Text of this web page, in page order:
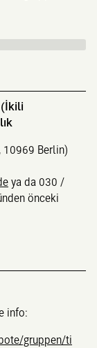
10969 Berlin)
ya da 030 /
önceki
info:
gruppen/ti